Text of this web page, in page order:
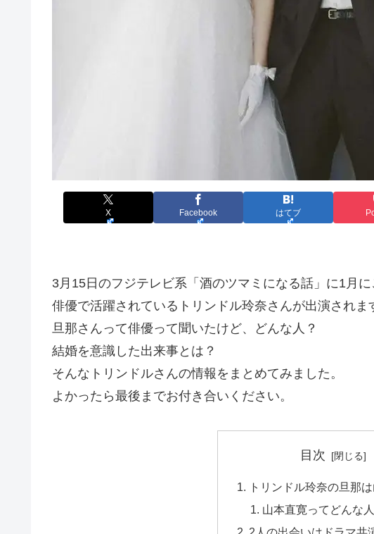
X Facebook はてブ
3月15日のフジテレビ系「酒のツマミになる話」に1月
俳優で活躍されているトリンドル玲奈さんが出演されま
旦那さんって俳優って聞いたけど、どんな人？
結婚を意識した出来事とは？
そんなトリンドルさんの情報をまとめてみました。
よかったら最後までお付き合いください。
目次
トリンドル玲奈の旦那は
山本直寛ってどんな